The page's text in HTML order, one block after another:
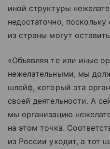
иной структуры
недостаточно,
из страны могут
«Объявляя те или иные
нежелательными, мы
шлейф, который эта
своей деятельности. А
мы организацию
на этом точка.
из России уходит, а тот